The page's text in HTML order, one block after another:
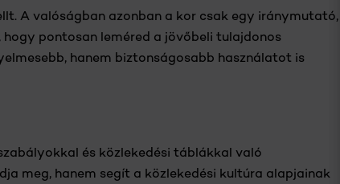
A valóságban azonban a kor csak egy iránymutató,
pontosan leméred a jövőbeli tulajdonos
hanem biztonságosabb használatot is
és közlekedési táblákkal való
meg, hanem segít a közlekedési kultúra alapjainak